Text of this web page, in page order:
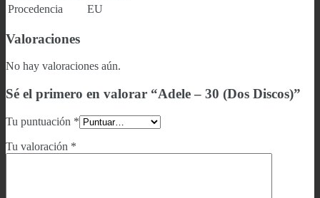
Procedencia
EU
Valoraciones
No hay valoraciones aún.
Sé el primero en valorar “Adele – 30 (Dos Discos)”
Tu puntuación *
Tu valoración *